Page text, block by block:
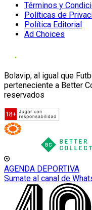
Términos y
Políticas de
Política Editorial
Ad Choices
Bolavip, al igual que
perteneciente a Better
reservados
AGENDA DEPORTIVA
Sumate al canal de